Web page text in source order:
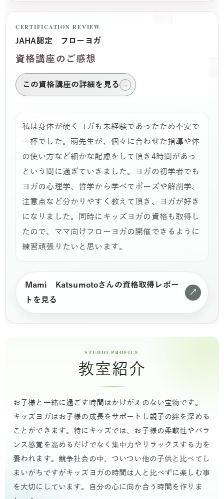
CERTIFICATION REVIEW
JAHA認定 フローヨガ
資格講座のご感想
この資格講座の詳細を見る →
私は身体が硬くヨガも未経験であったため不安で
一杯でした。萌先生が、個々に合わせた指導や体
の使い方など細かな配慮をして頂き4時間があっ
という間に過ぎていきました。ヨガの初学者でも
ヨガの心理学、哲学から学べてポーズや解剖学、
注意点など分かりやすく教えて頂き、ヨガが好き
になりました。同時にキッズヨガの資格も取得し
たので、ママ向けフローヨガの開催できるように
練習頑張りたいと思います。
Mami Katsumotoさんの資格取得レポー
トを見る
↗
教室紹介
お子様と一緒に過ごす時間はかけがえのない宝物です。
キッズヨガはお子様の成長をサポートし親子の絆を深める
ことができます。特にキッズでは、お子様の柔軟性やバラ
ンス感覚を高めるだけでなく集中力やリラックスする力を
養われます。競争社会の中、ついつい他の子供と比べてし
まいがちですがキッズヨガの時間は人と比べずに楽しむ事
を大切にしています。自分の心に向か合う時間を作りま